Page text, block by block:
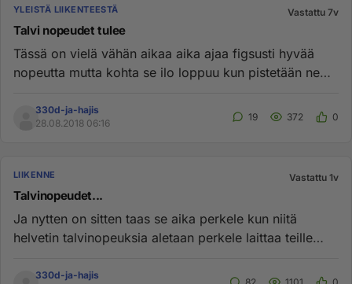
YLEISTÄ LIIKENTEESTÄ Vastattu 7v
Talvi nopeudet tulee
Tässä on vielä vähän aikaa aika ajaa figsusti hyvää
nopeutta mutta kohta se ilo loppuu kun pistetään ne
330d-ja-hajis
28.08.2018 06:16
19 372 0
LIIKENNE Vastattu 1v
Talvinopeudet...
Ja nytten on sitten taas se aika perkele kun niitä
helvetin talvinopeuksia aletaan perkele laittaa teille
330d-ja-hajis
82 1101 0